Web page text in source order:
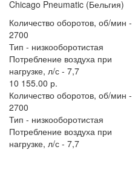
Chicago Pneumatic (Бельгия)
Количество оборотов, об/мин -
2700
Тип - низкооборотистая
Потребление воздуха при
нагрузке, л/с - 7,7
10 155.00 р.
Количество оборотов, об/мин -
2700
Тип - низкооборотистая
Потребление воздуха при
нагрузке, л/с - 7,7